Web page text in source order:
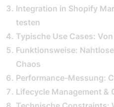
Integration in Shopify
testen
Typische Use Cases:
Funktionsweise:
Chaos
Performance-Messung:
Lifecycle Management &